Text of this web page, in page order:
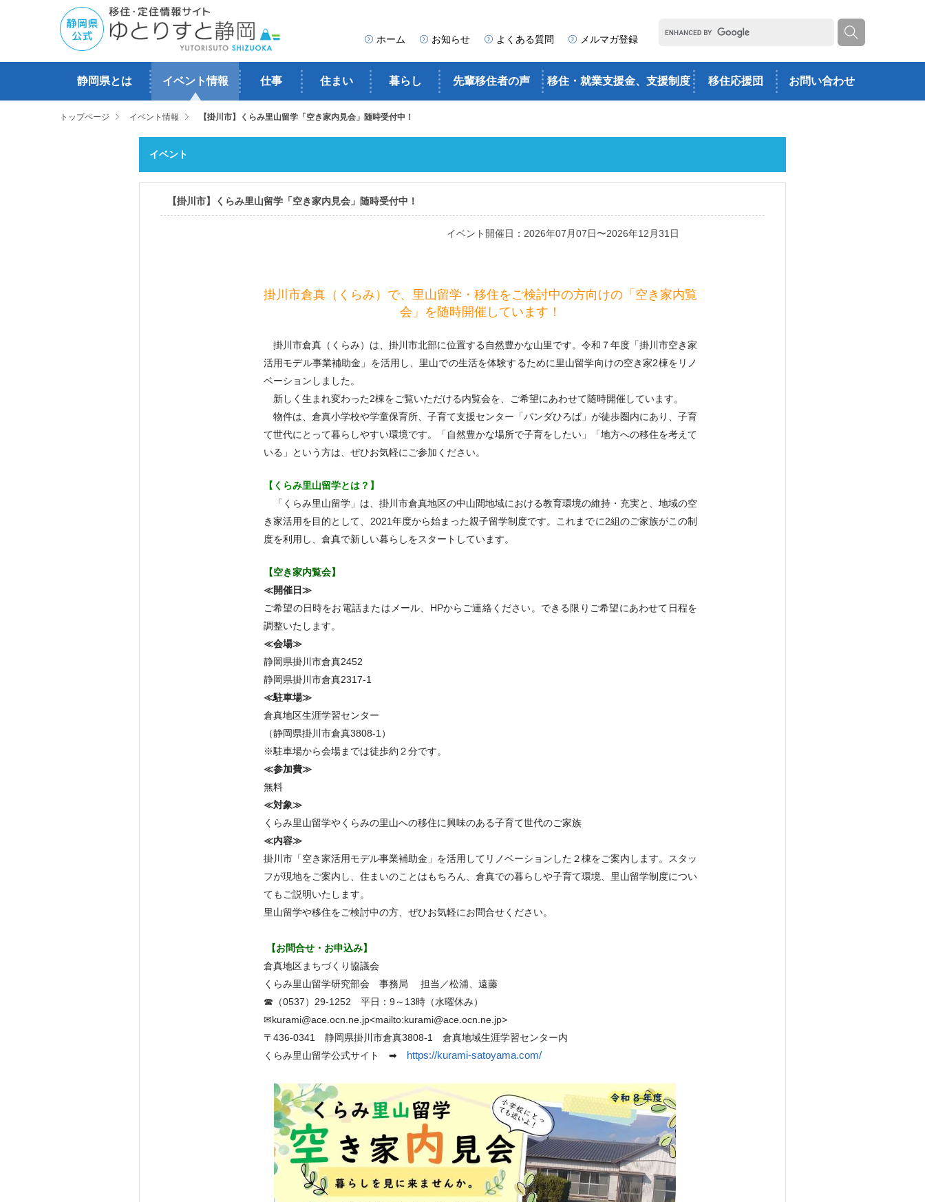
ホーム お知らせ よくある質問 メルマガ登録
静岡県とは イベント情報 仕事 住まい 暮らし 先輩移住者の声 移住・就業支援金、支援制度 移住応援団 お問い合わせ
トップページ イベント情報 【掛川市】くらみ里山留学「空き家内見会」随時受付中！
イベント
【掛川市】くらみ里山留学「空き家内見会」随時受付中！
イベント開催日：2026年07月07日〜2026年12月31日
掛川市倉真（くらみ）で、里山留学・移住をご検討中の方向けの「空き家内覧
会」を随時開催しています！
掛川市倉真（くらみ）は、掛川市北部に位置する自然豊かな山里です。令和７年度「掛川市空き家
活用モデル事業補助金」を活用し、里山での生活を体験するために里山留学向けの空き家2棟をリノ
ベーションしました。
新しく生まれ変わった2棟をご覧いただける内覧会を、ご希望にあわせて随時開催しています。
物件は、倉真小学校や学童保育所、子育て支援センター「パンダひろば」が徒歩圏内にあり、子育
て世代にとって暮らしやすい環境です。「自然豊かな場所で子育をしたい」「地方への移住を考えて
いる」という方は、ぜひお気軽にご参加ください。
【くらみ里山留学とは？】
「くらみ里山留学」は、掛川市倉真地区の中山間地域における教育環境の維持・充実と、地域の空
き家活用を目的として、2021年度から始まった親子留学制度です。これまでに2組のご家族がこの制
度を利用し、倉真で新しい暮らしをスタートしています。
【空き家内覧会】
≪開催日≫
ご希望の日時をお電話またはメール、HPからご連絡ください。できる限りご希望にあわせて日程を
調整いたします。
≪会場≫
静岡県掛川市倉真2452
静岡県掛川市倉真2317-1
≪駐車場≫
倉真地区生涯学習センター
（静岡県掛川市倉真3808-1）
※駐車場から会場までは徒歩約２分です。
≪参加費≫
無料
≪対象≫
くらみ里山留学やくらみの里山への移住に興味のある子育て世代のご家族
≪内容≫
掛川市「空き家活用モデル事業補助金」を活用してリノベーションした２棟をご案内します。スタッ
フが現地をご案内し、住まいのことはもちろん、倉真での暮らしや子育て環境、里山留学制度につい
てもご説明いたします。
里山留学や移住をご検討中の方、ぜひお気軽にお問合せください。
【お問合せ・お申込み】
倉真地区まちづくり協議会
くらみ里山留学研究部会 事務局 担当／松浦、遠藤
☎（0537）29-1252 平日：9～13時（水曜休み）
✉kurami@ace.ocn.ne.jp<mailto:kurami@ace.ocn.ne.jp>
〒436-0341 静岡県掛川市倉真3808-1 倉真地域生涯学習センター内
くらみ里山留学公式サイト ➡
https://kurami-satoyama.com/